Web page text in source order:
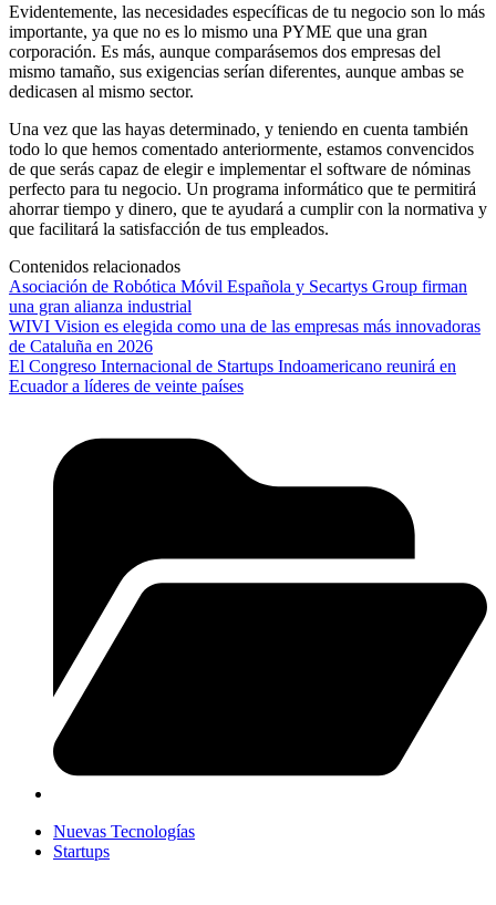
Evidentemente, las necesidades específicas de tu negocio son lo más
importante, ya que no es lo mismo una PYME que una gran
corporación. Es más, aunque comparásemos dos empresas del
mismo tamaño, sus exigencias serían diferentes, aunque ambas se
dedicasen al mismo sector.
Una vez que las hayas determinado, y teniendo en cuenta también
todo lo que hemos comentado anteriormente, estamos convencidos
de que serás capaz de elegir e implementar el software de nóminas
perfecto para tu negocio. Un programa informático que te permitirá
ahorrar tiempo y dinero, que te ayudará a cumplir con la normativa y
que facilitará la satisfacción de tus empleados.
Contenidos relacionados
Asociación de Robótica Móvil Española y Secartys Group firman
una gran alianza industrial
WIVI Vision es elegida como una de las empresas más innovadoras
de Cataluña en 2026
El Congreso Internacional de Startups Indoamericano reunirá en
Ecuador a líderes de veinte países
Nuevas Tecnologías
Startups